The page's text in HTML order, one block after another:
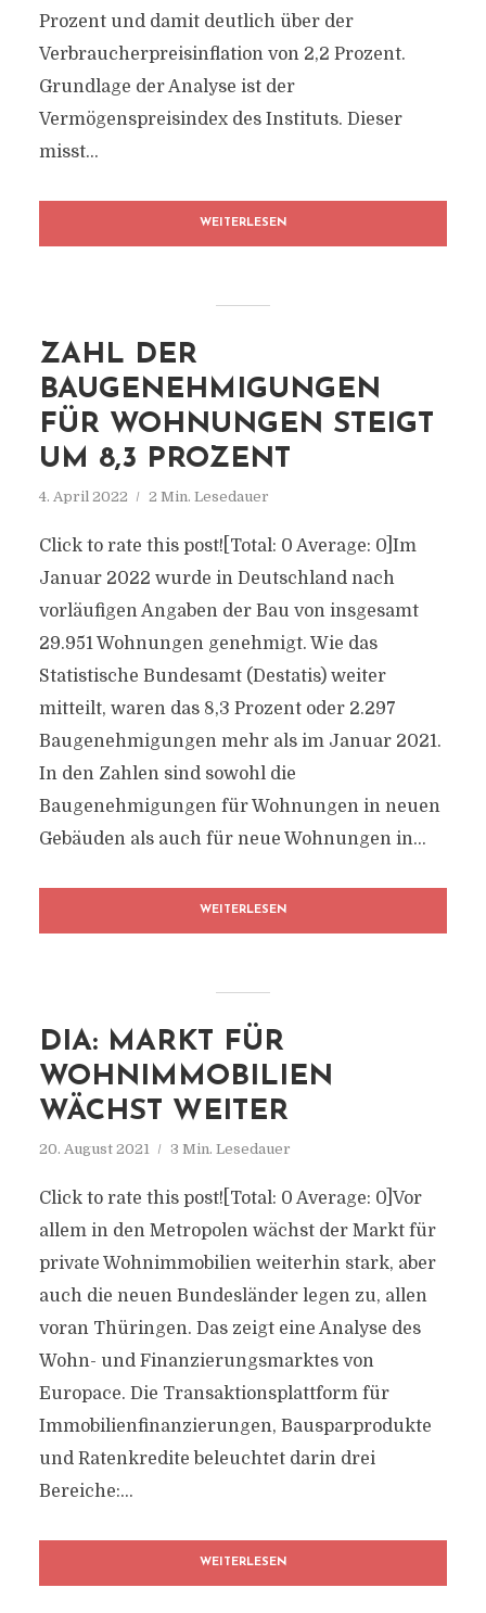
Prozent und damit deutlich über der
Verbraucherpreisinflation von 2,2 Prozent.
Grundlage der Analyse ist der
Vermögenspreisindex des Instituts. Dieser
misst...
WEITERLESEN
ZAHL DER
BAUGENEHMIGUNGEN
FÜR WOHNUNGEN STEIGT
UM 8,3 PROZENT
4. April 2022 2 Min. Lesedauer
Click to rate this post![Total: 0 Average: 0]Im
Januar 2022 wurde in Deutschland nach
vorläufigen Angaben der Bau von insgesamt
29.951 Wohnungen genehmigt. Wie das
Statistische Bundesamt (Destatis) weiter
mitteilt, waren das 8,3 Prozent oder 2.297
Baugenehmigungen mehr als im Januar 2021.
In den Zahlen sind sowohl die
Baugenehmigungen für Wohnungen in neuen
Gebäuden als auch für neue Wohnungen in...
WEITERLESEN
DIA: MARKT FÜR
WOHNIMMOBILIEN
WÄCHST WEITER
20. August 2021 3 Min. Lesedauer
Click to rate this post![Total: 0 Average: 0]Vor
allem in den Metropolen wächst der Markt für
private Wohnimmobilien weiterhin stark, aber
auch die neuen Bundesländer legen zu, allen
voran Thüringen. Das zeigt eine Analyse des
Wohn- und Finanzierungsmarktes von
Europace. Die Transaktionsplattform für
Immobilienfinanzierungen, Bausparprodukte
und Ratenkredite beleuchtet darin drei
Bereiche:...
WEITERLESEN